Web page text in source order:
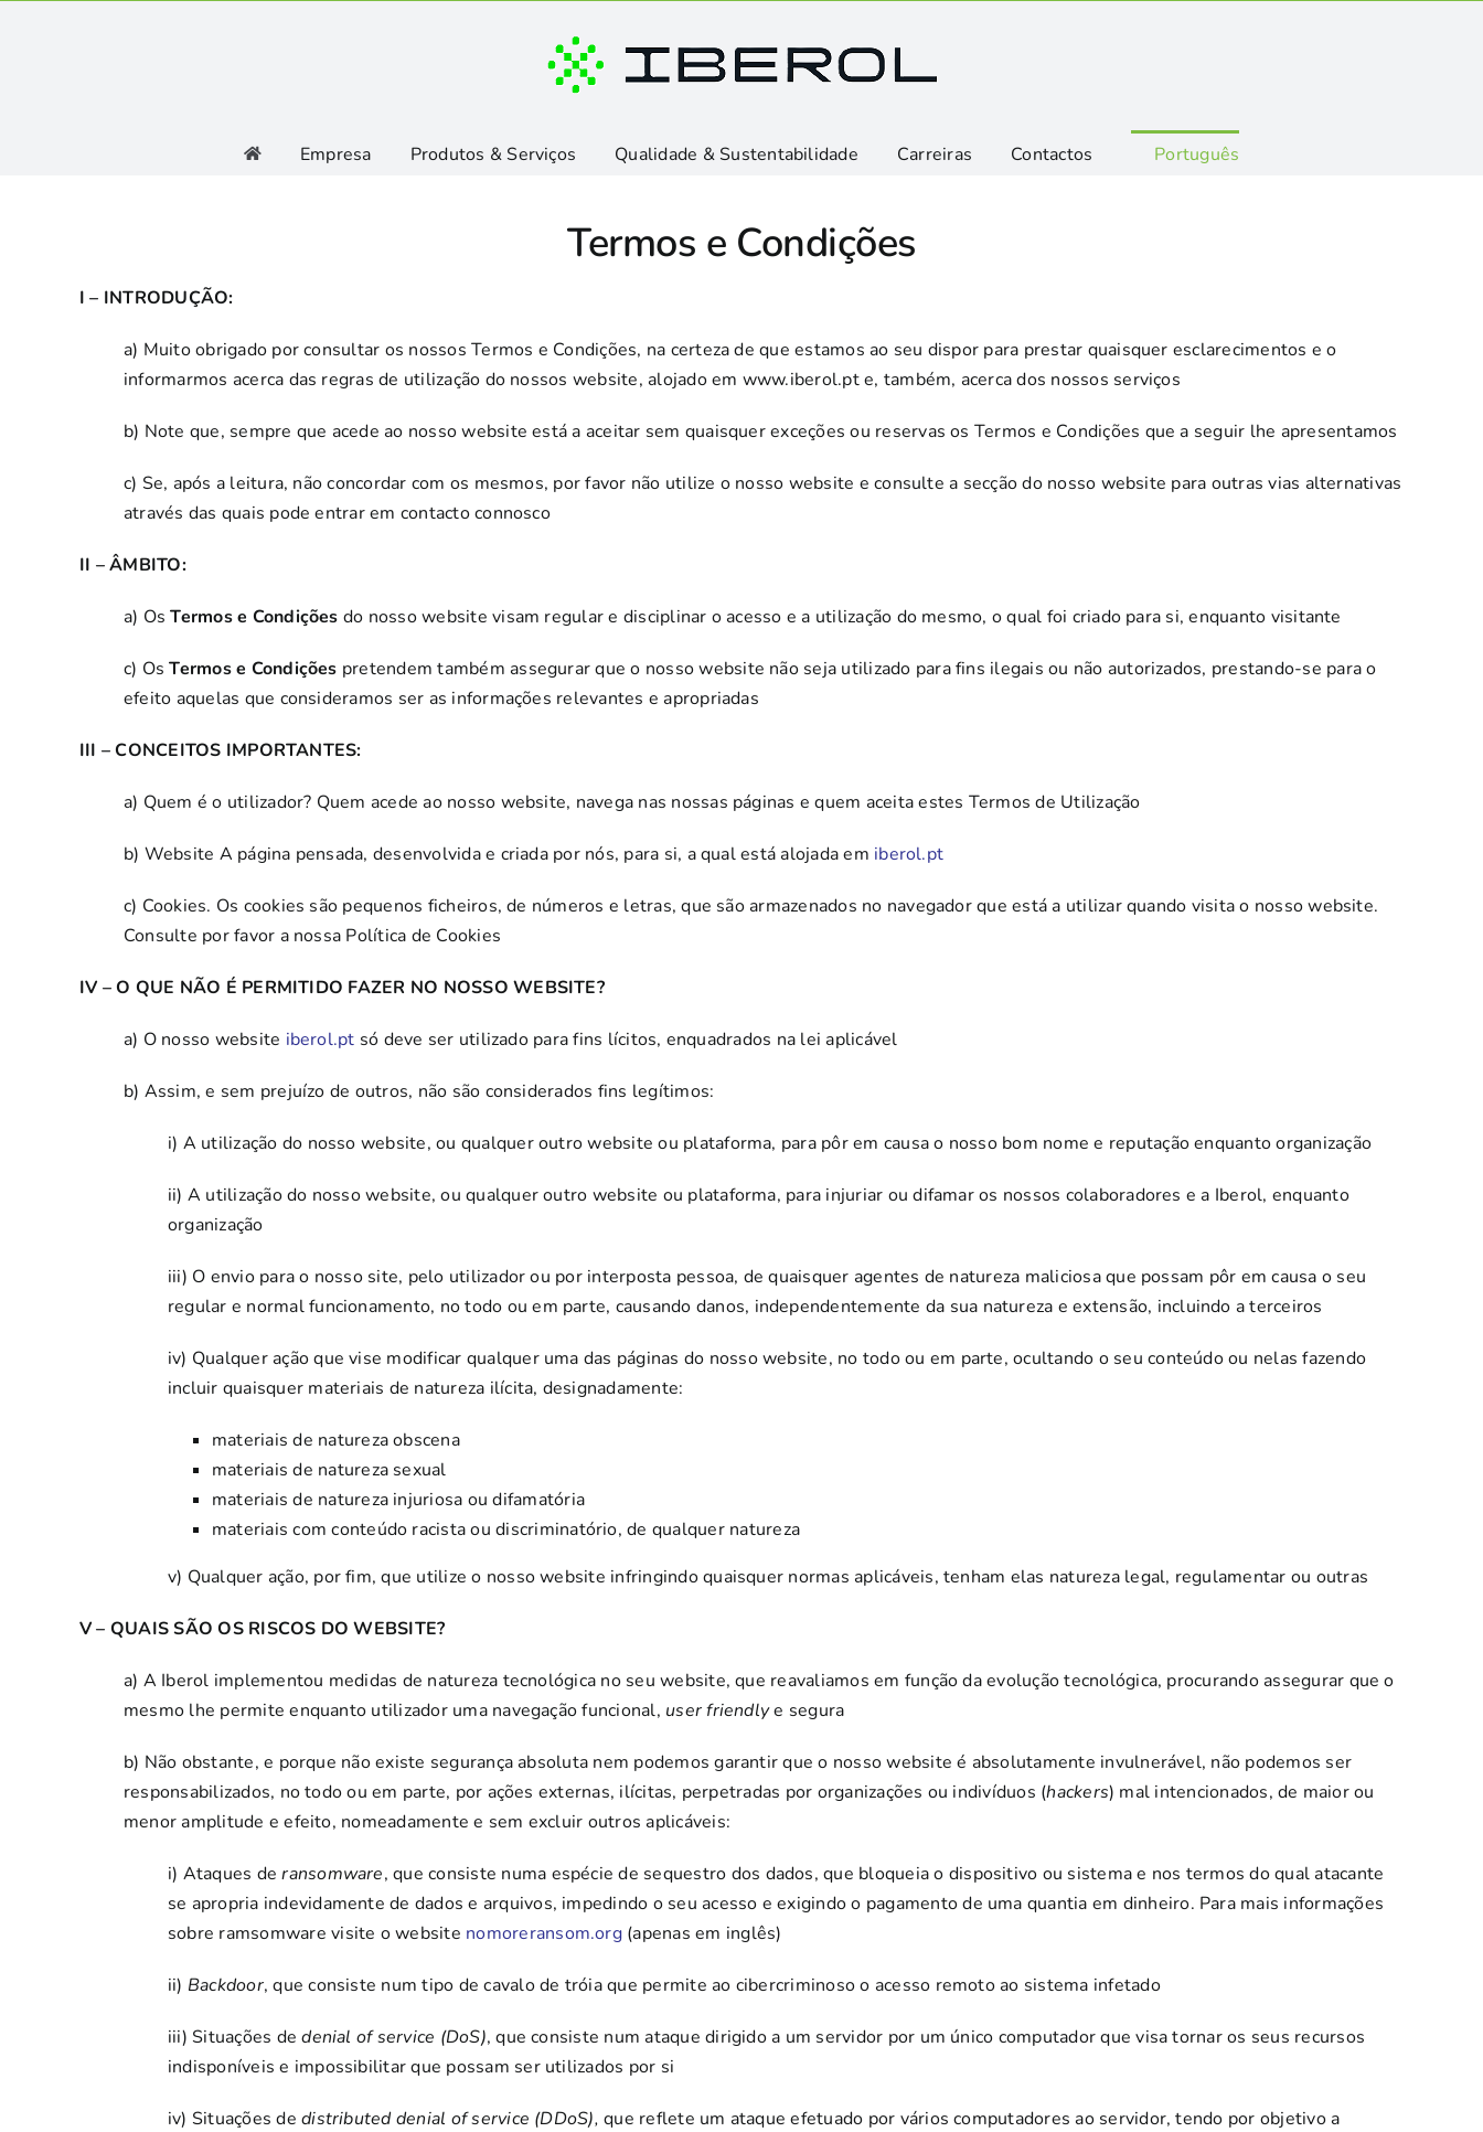
Empresa Produtos & Serviços Qualidade & Sustentabilidade Carreiras Contactos Português
Termos e Condições
I – INTRODUÇÃO:
a) Muito obrigado por consultar os nossos Termos e Condições, na certeza de que estamos ao seu dispor para prestar quaisquer esclarecimentos e o
informarmos acerca das regras de utilização do nossos website, alojado em www.iberol.pt e, também, acerca dos nossos serviços
b) Note que, sempre que acede ao nosso website está a aceitar sem quaisquer exceções ou reservas os Termos e Condições que a seguir lhe apresentamos
c) Se, após a leitura, não concordar com os mesmos, por favor não utilize o nosso website e consulte a secção do nosso website para outras vias alternativas
através das quais pode entrar em contacto connosco
II – ÂMBITO:
a) OsTermos e Condições do nosso website visam regular e disciplinar o acesso e a utilização do mesmo, o qual foi criado para si, enquanto visitante
c) OsTermos e Condições pretendem também assegurar que o nosso website não seja utilizado para fins ilegais ou não autorizados, prestando-se para o
efeito aquelas que consideramos ser as informações relevantes e apropriadas
III – CONCEITOS IMPORTANTES:
a) Quem é o utilizador? Quem acede ao nosso website, navega nas nossas páginas e quem aceita estes Termos de Utilização
b) Website A página pensada, desenvolvida e criada por nós, para si, a qual está alojada em iberol.pt
c) Cookies. Os cookies são pequenos ficheiros, de números e letras, que são armazenados no navegador que está a utilizar quando visita o nosso website.
Consulte por favor a nossa Política de Cookies
IV – O QUE NÃO É PERMITIDO FAZER NO NOSSO WEBSITE?
a) O nosso website iberol.pt só deve ser utilizado para fins lícitos, enquadrados na lei aplicável
b) Assim, e sem prejuízo de outros, não são considerados fins legítimos:
i) A utilização do nosso website, ou qualquer outro website ou plataforma, para pôr em causa o nosso bom nome e reputação enquanto organização
ii) A utilização do nosso website, ou qualquer outro website ou plataforma, para injuriar ou difamar os nossos colaboradores e a Iberol, enquanto
organização
iii) O envio para o nosso site, pelo utilizador ou por interposta pessoa, de quaisquer agentes de natureza maliciosa que possam pôr em causa o seu
regular e normal funcionamento, no todo ou em parte, causando danos, independentemente da sua natureza e extensão, incluindo a terceiros
iv) Qualquer ação que vise modificar qualquer uma das páginas do nosso website, no todo ou em parte, ocultando o seu conteúdo ou nelas fazendo
incluir quaisquer materiais de natureza ilícita, designadamente:
materiais de natureza obscena
materiais de natureza sexual
materiais de natureza injuriosa ou difamatória
materiais com conteúdo racista ou discriminatório, de qualquer natureza
v) Qualquer ação, por fim, que utilize o nosso website infringindo quaisquer normas aplicáveis, tenham elas natureza legal, regulamentar ou outras
V – QUAIS SÃO OS RISCOS DO WEBSITE?
a) A Iberol implementou medidas de natureza tecnológica no seu website, que reavaliamos em função da evolução tecnológica, procurando assegurar que o
mesmo lhe permite enquanto utilizador uma navegação funcional, user friendlye segura
b) Não obstante, e porque não existe segurança absoluta nem podemos garantir que o nosso website é absolutamente invulnerável, não podemos ser
responsabilizados, no todo ou em parte, por ações externas, ilícitas, perpetradas por organizações ou indivíduos (hackers) mal intencionados, de maior ou
menor amplitude e efeito, nomeadamente e sem excluir outros aplicáveis:
i) Ataques deransomware, que consiste numa espécie de sequestro dos dados, que bloqueia o dispositivo ou sistema e nos termos do qual atacante
se apropria indevidamente de dados e arquivos, impedindo o seu acesso e exigindo o pagamento de uma quantia em dinheiro. Para mais informações
sobre ramsomware visite o website nomoreransom.org(apenas em inglês)
ii) Backdoor, que consiste num tipo de cavalo de tróia que permite ao cibercriminoso o acesso remoto ao sistema infetado
iii) Situações dedenial of service (DoS), que consiste num ataque dirigido a um servidor por um único computador que visa tornar os seus recursos
indisponíveis e impossibilitar que possam ser utilizados por si
iv) Situações dedistributed denial of service (DDoS),que reflete um ataque efetuado por vários computadores ao servidor, tendo por objetivo a